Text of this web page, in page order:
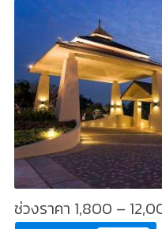
ช่วงราคา 1,800 –